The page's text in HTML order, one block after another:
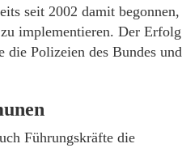
seit 2002 damit begonnen,
implementieren. Der Erfolg
Polizeien des Bundes und
Führungskräfte die